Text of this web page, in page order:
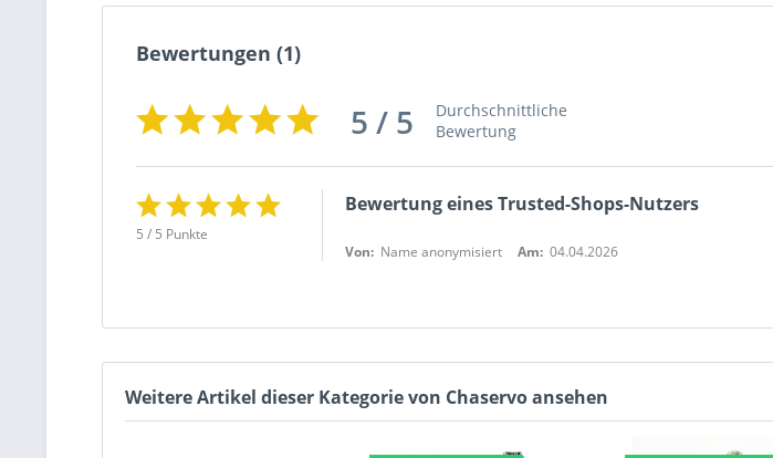
Bewertungen (1)
5 / 5
Durchschnittliche
Bewertung
5 / 5 Punkte
Bewertung eines Trusted-Shops-Nutzers
Von: Name anonymisiert Am: 04.04.2026
Weitere Artikel dieser Kategorie von Chaservo ansehen